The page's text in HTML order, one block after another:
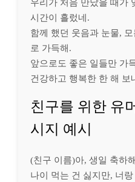
우리가 처음 만났을 때가
시간이 흘렀네.
함께 했던 웃음과 눈물,
로 가득해.
앞으로도 좋은 일들만 가
건강하고 행복한 한 해 보
친구를 위한 유
시지 예시
(친구 이름)아, 생일 축하
나이 먹는 건 싫지만, 너